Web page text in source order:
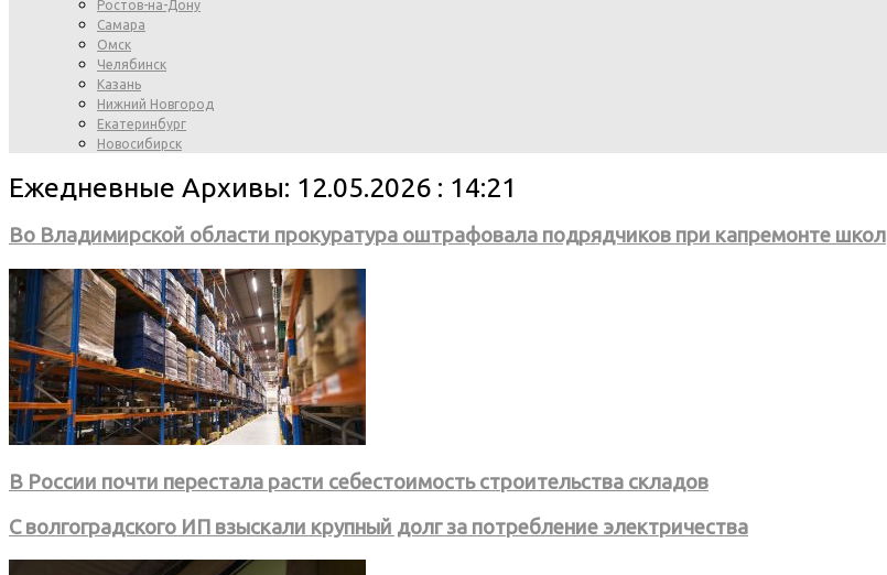
Ростов-на-Дону
Самара
Омск
Челябинск
Казань
Нижний Новгород
Екатеринбург
Новосибирск
Ежедневные Архивы: 12.05.2026 : 14:21
Во Владимирской области прокуратура оштрафовала подрядчиков при капремонте школ
В России почти перестала расти себестоимость строительства складов
С волгоградского ИП взыскали крупный долг за потребление электричества